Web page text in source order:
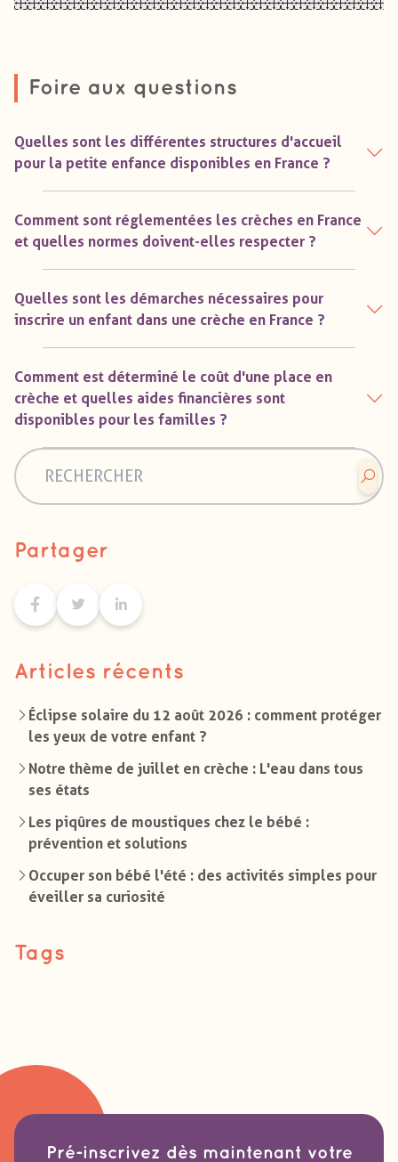
Foire aux questions
Quelles sont les différentes structures d'accueil
pour la petite enfance disponibles en France ?
Comment sont réglementées les crèches en France
et quelles normes doivent-elles respecter ?
Quelles sont les démarches nécessaires pour
inscrire un enfant dans une crèche en France ?
Comment est déterminé le coût d'une place en
crèche et quelles aides financières sont
disponibles pour les familles ?
Partager
Articles récents
Éclipse solaire du 12 août 2026 : comment protéger
les yeux de votre enfant ?
Notre thème de juillet en crèche : L'eau dans tous
ses états
Les piqûres de moustiques chez le bébé :
prévention et solutions
Occuper son bébé l'été : des activités simples pour
éveiller sa curiosité
Tags
Pré-inscrivez dès maintenant votre